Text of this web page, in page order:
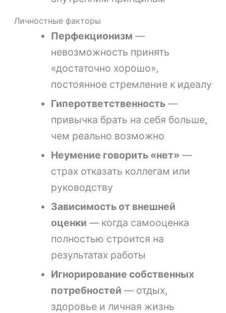
Личностные факторы
Перфекционизм —
невозможность принять
«достаточно хорошо»,
постоянное стремление к идеалу
Гиперответственность—
привычка брать на себя больше,
чем реально возможно
Неумение говорить «нет» —
страх отказать коллегам или
руководству
Зависимость от внешней
оценки — когда самооценка
полностью строится на
результатах работы
Игнорирование собственных
потребностей — отдых,
здоровье и личная жизнь